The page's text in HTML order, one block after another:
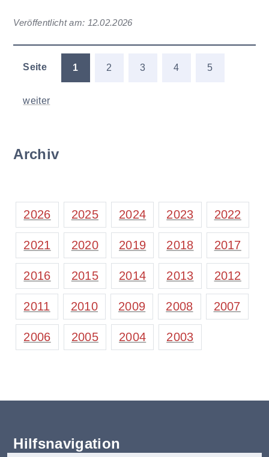
Veröffentlicht am: 12.02.2026
Seite 1 2 3 4 5
weiter
Archiv
2026 2025 2024 2023 2022
2021 2020 2019 2018 2017
2016 2015 2014 2013 2012
2011 2010 2009 2008 2007
2006 2005 2004 2003
Hilfsnavigation